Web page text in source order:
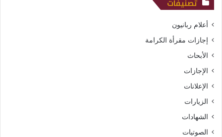
تصنيفات
أعلام ربانيون
إجازات مقرأة الكرامة
الأبحاث
الإجازات
الإعلانات
الزيارات
الشهادات
الصوتيات